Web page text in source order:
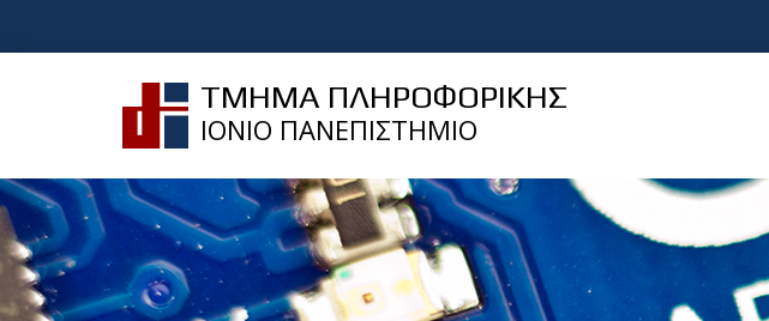
ΤΜΗΜΑ ΠΛΗΡΟΦΟΡΙΚΗΣ
ΙΟΝΙΟ ΠΑΝΕΠΙΣΤΗΜΙΟ